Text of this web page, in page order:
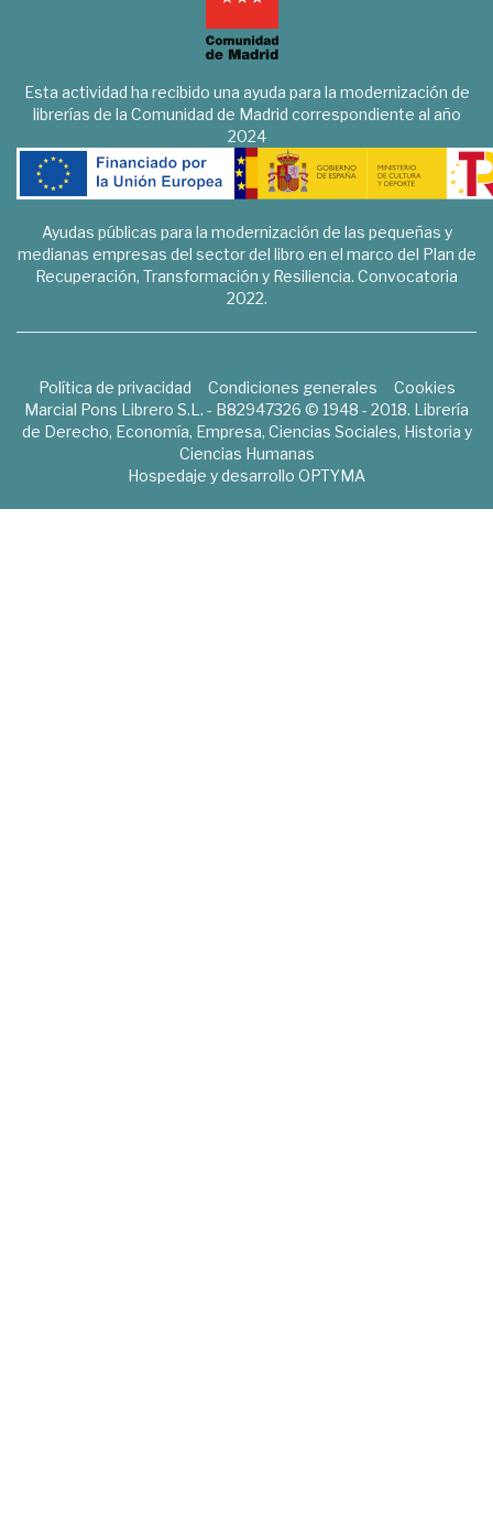
Esta actividad ha recibido una ayuda para la modernización de
librerías de la Comunidad de Madrid correspondiente al año
2024
Ayudas públicas para la modernización de las pequeñas y
medianas empresas del sector del libro en el marco del Plan de
Recuperación, Transformación y Resiliencia. Convocatoria
2022.
Política de privacidad Condiciones generales
Cookies
Marcial Pons Librero S.L. - B82947326 © 1948 - 2018. Librería
de Derecho, Economía, Empresa, Ciencias Sociales, Historia y
Ciencias Humanas
Hospedaje y desarrollo OPTYMA